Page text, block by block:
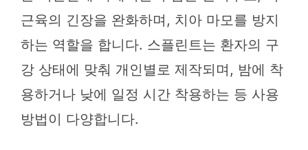
근육의 긴장을 완화하며, 치아 마모를 방지
하는 역할을 합니다. 스플린트는 환자의 구
강 상태에 맞춰 개인별로 제작되며, 밤에 착
용하거나 낮에 일정 시간 착용하는 등 사용
방법이 다양합니다.